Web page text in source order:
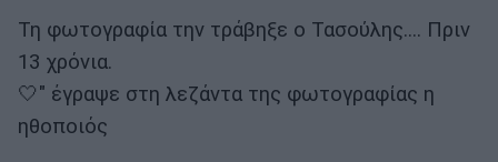
Τη φωτογραφία την τράβηξε ο Τασούλης.... Πριν
13 χρόνια.
🤍" έγραψε στη λεζάντα της φωτογραφίας η
ηθοποιός